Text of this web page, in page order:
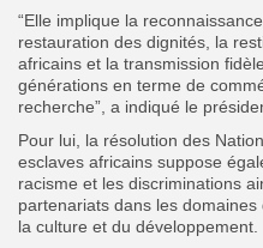
“Elle implique la
restauration des dignités, la
africains et la transmission
générations en terme de
recherche”, a indiqué le
Pour lui, la résolution des
esclaves africains suppose
racisme et les discriminations
partenariats dans les domaines
la culture et du développement.